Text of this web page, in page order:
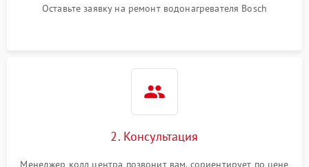
Оставьте заявку на ремонт водонагревателя Bosch
2. Консультация
Менеджер колл центра позвонит вам, сориентирует по цене